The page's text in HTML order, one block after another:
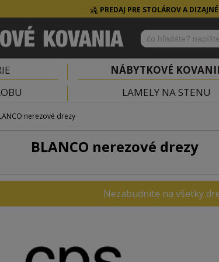
PREDAJ PRE STOLÁROV A
NÁBYTKOVÉ
LAMELY NA STENU
nerezové drezy
BLANCO nerezové drezy
Nezabudnite na všetky